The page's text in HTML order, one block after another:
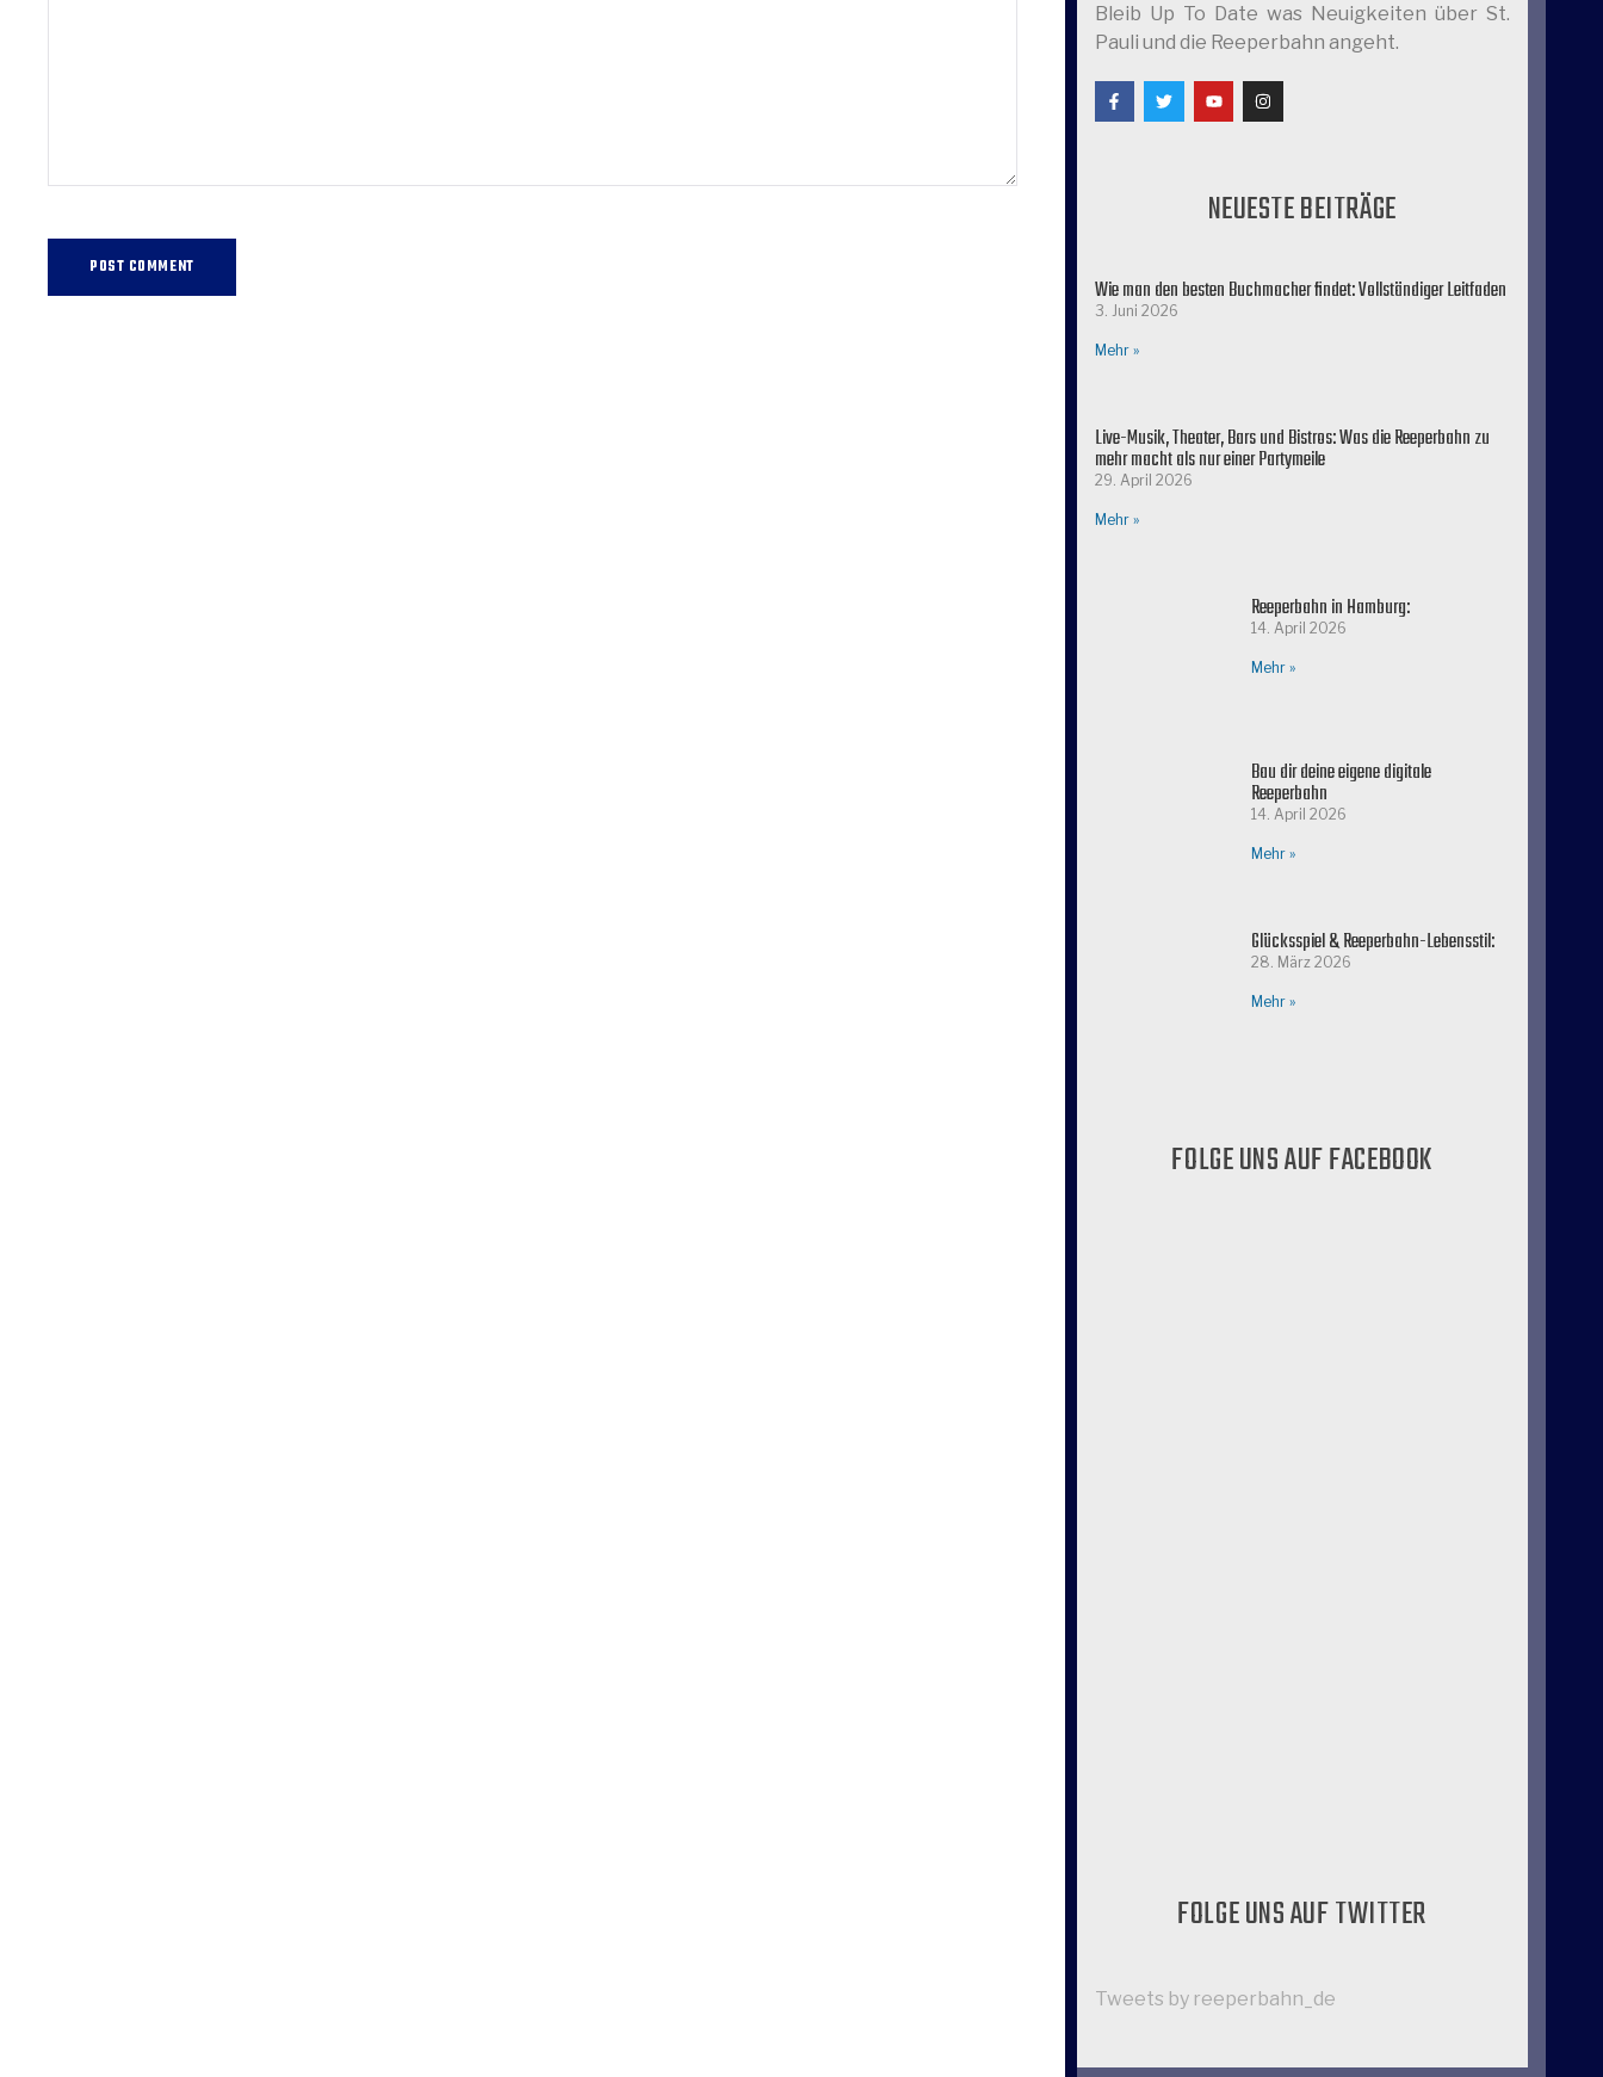
Bleib Up To Date was Neuigkeiten über St.
Pauli und die Reeperbahn angeht.
NEUESTE BEITRÄGE
Wie man den besten Buchmacher findet: Vollständiger Leitfaden
3. Juni 2026
Mehr »
Live-Musik, Theater, Bars und Bistros: Was die Reeperbahn zu
mehr macht als nur einer Partymeile
29. April 2026
Mehr »
Reeperbahn in Hamburg:
14. April 2026
Mehr »
Bau dir deine eigene digitale
Reeperbahn
14. April 2026
Mehr »
Glücksspiel & Reeperbahn-Lebensstil:
28. März 2026
Mehr »
FOLGE UNS AUF FACEBOOK
FOLGE UNS AUF TWITTER
Tweets by reeperbahn_de